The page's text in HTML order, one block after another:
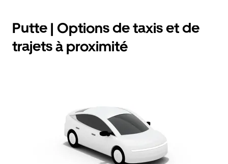
Putte | Options de taxis et de
trajets à proximité